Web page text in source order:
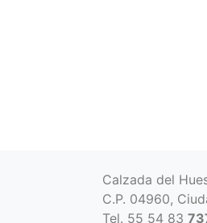
Calzada del
C.P. 04960,
Tel. 55 54 83